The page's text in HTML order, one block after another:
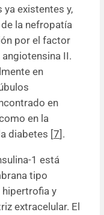
existentes y,
la nefropatía
por el factor
II.
en
en
en la
diabetes [7].
1 está
tipo
y
extracelular. El